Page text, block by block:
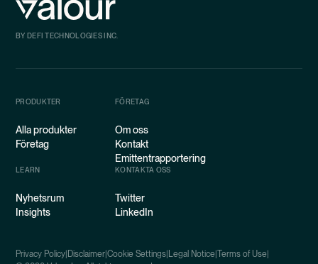
BY DEFI TECHNOLOGIES INC.
PRODUKTER
Alla produkter
Företag
FÖRETAG
Om oss
Kontakt
Emittentrapportering
LEARN
Nyhetsrum
Insights
KONTAKTA OSS
Twitter
LinkedIn
Privacy Policy Disclaimer Cookie Settings Legal Notice Terms of Use